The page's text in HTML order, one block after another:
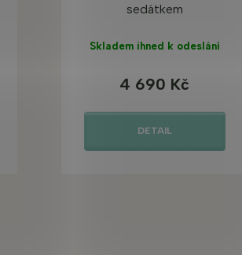
sedátkem
Skladem ihned k odeslání
4 690 Kč
DETAIL